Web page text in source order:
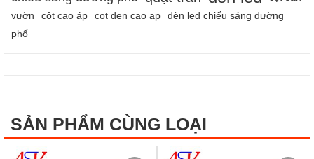
vườn
cột cao áp cot den cao ap
đèn led chiếu sáng đường
phố
SẢN PHẨM CÙNG LOẠI